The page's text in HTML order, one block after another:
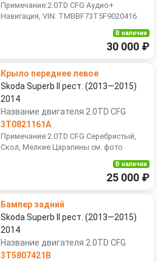
Примечание:2.0TD CFG Аудио+
Навигация, VIN: TMBBF73T5F9020416
В наличии
30 000 ₽
Крыло переднее левое
Skoda Superb II рест. (2013—2015)
2014
Название двигателя 2.0TD CFG
3T0821161A
Примечание:2.0TD CFG Серебристый,
Скол, Мелкие Царапины см. фото
В наличии
25 000 ₽
Бампер задний
Skoda Superb II рест. (2013—2015)
2014
Название двигателя 2.0TD CFG
3T5807421B